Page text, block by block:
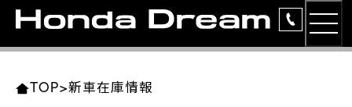
TOP>新車在庫情報
東北エリア 店舗一覧
関東エリア 店舗一覧
中部エリア 店舗一覧
近畿エリア 店舗一覧
中国・四国エリア 店舗一覧
九州エリア 店舗一覧